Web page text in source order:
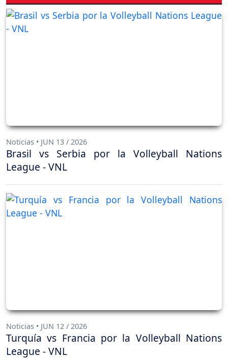
Noticias • JUN 13 / 2026
Brasil vs Serbia por la Volleyball Nations
League - VNL
Noticias • JUN 12 / 2026
Turquía vs Francia por la Volleyball Nations
League - VNL